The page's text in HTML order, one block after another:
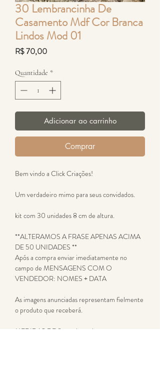
30 Lembrancinha De
Casamento Mdf Cor Branca
Lindos Mod 01
R$ 70,00Preço
Quantidade *
Adicionar ao carrinho
Comprar
Bem vindo a Click Criações!
Um verdadeiro mimo para seus convidados.
kit com 30 unidades 8 cm de altura.
**ALTERAMOS A FRASE APENAS ACIMA
DE 50 UNIDADES **
Após a compra enviar imediatamente no
campo de MENSAGENS COM O
VENDEDOR: NOMES + DATA
As imagens anunciadas representam fielmente
o produto que receberá.
MEDIDAS DE 8 cm altura, largura